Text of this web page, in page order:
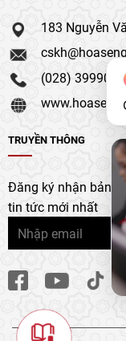
183 Nguyễn
(028) 39990
TRUYỀN THÔNG
Đăng ký nhận bản
tin tức mới nhất